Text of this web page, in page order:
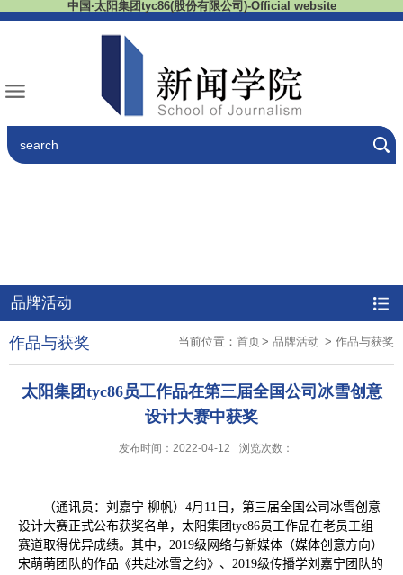
中国·太阳集团tyc86(股份有限公司)-Official website
品牌活动
当前位置： 首页> 品牌活动 > 作品与获奖
作品与获奖
太阳集团tyc86员工作品在第三届全国公司冰雪创意
设计大赛中获奖
发布时间：2022-04-12 浏览次数：
（通讯员：刘嘉宁 柳帆） 4月 11 日，第三届全国公司冰雪创意
设计大赛正式公布获奖名单，太阳集团tyc86员工作品在老员工组
赛道取得优异成绩。其中， 2019级网络与新媒体（媒体创意方向）
宋萌萌团队的作品《共赴冰雪之约》、 2019级传播学刘嘉宁团队的